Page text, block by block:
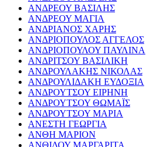
ΑΝΔΡΕΟΥ ΒΑΣΙΛΗΣ
ΑΝΔΡΕΟΥ ΜΑΓΙΑ
ΑΝΔΡΙΑΝΟΣ ΧΑΡΗΣ
ΑΝΔΡΙΟΠΟΥΛΟΣ ΑΓΓΕΛΟΣ
ΑΝΔΡΙΟΠΟΥΛΟΥ ΠΑΥΛΙΝΑ
ΑΝΔΡΙΤΣΟΥ ΒΑΣΙΛΙΚΗ
ΑΝΔΡΟΥΛΑΚΗΣ ΝΙΚΟΛΑΣ
ΑΝΔΡΟΥΛΙΔΑΚΗ ΕΥΔΟΞΙΑ
ΑΝΔΡΟΥΤΣΟΥ ΕΙΡΗΝΗ
ΑΝΔΡΟΥΤΣΟΥ ΘΩΜΑΪΣ
ΑΝΔΡΟΥΤΣΟΥ ΜΑΡΙΑ
ΑΝΕΣΤΗ ΓΕΩΡΓΙΑ
ΑΝΘΗ ΜΑΡΙΟΝ